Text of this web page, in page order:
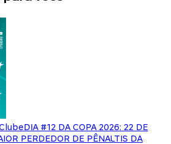
DIA #12 DA COPA 2026: 22 DE
PERDEDOR DE PÊNALTIS DA